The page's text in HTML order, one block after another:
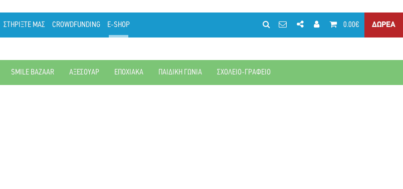
ΣΤΗΡΙΞΤΕ ΜΑΣ CROWDFUNDING E-SHOP 0.00€ ΔΩΡΕΑ
SMILE BAZAAR ΑΞΕΣΟΥΑΡ ΕΠΟΧΙΑΚΑ ΠΑΙΔΙΚΗ ΓΩΝΙΑ ΣΧΟΛΕΙΟ-ΓΡΑΦΕΙΟ